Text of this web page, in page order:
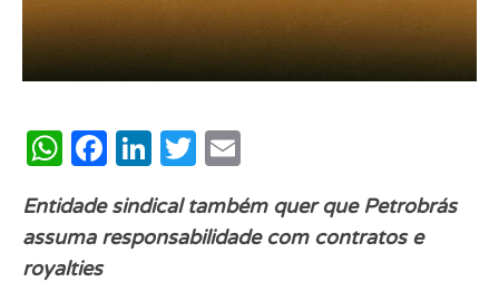
WhatsApp
Facebook
LinkedIn
Twitter
Entidade sindical também quer que Petrobrás
assuma responsabilidade com contratos e
royalties